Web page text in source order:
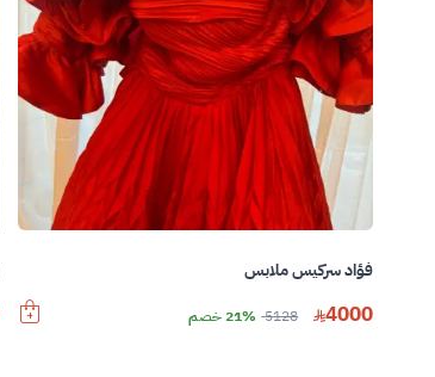
فؤاد سركيس ملابس
4000
5128 21% خصم